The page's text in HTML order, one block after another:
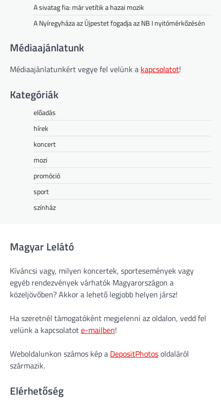
A sivatag fia: már vetítik a hazai mozik
A Nyíregyháza az Újpestet fogadja az NB I nyitómérkőzésén
Médiaajánlatunk
Médiaajánlatunkért vegye fel velünk a kapcsolatot!
Kategóriák
előadás
hírek
koncert
mozi
promóció
sport
színház
Magyar Lelátó
Kíváncsi vagy, milyen koncertek, sportesemények vagy
egyéb rendezvények várhatók Magyarországon a
közeljövőben? Akkor a lehető legjobb helyen jársz!
Ha szeretnél támogatóként megjelenni az oldalon, vedd fel
velünk a kapcsolatote-mailben!
Weboldalunkon számos kép a DepositPhotosoldaláról
származik.
Elérhetőség